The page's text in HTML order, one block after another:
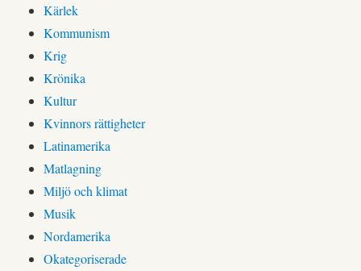
Kärlek
Kommunism
Krig
Krönika
Kultur
Kvinnors rättigheter
Latinamerika
Matlagning
Miljö och klimat
Musik
Nordamerika
Okategoriserade